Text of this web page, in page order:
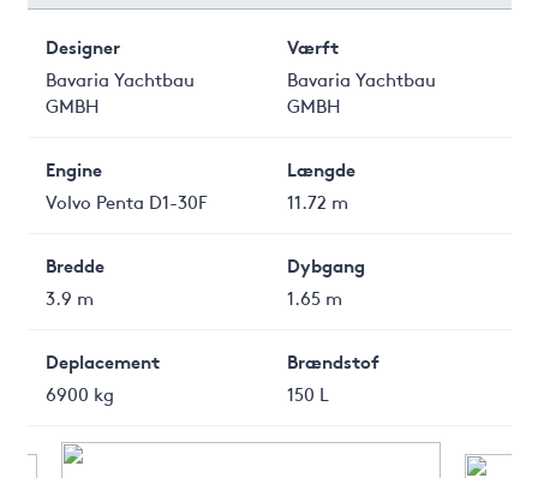
Designer
Bavaria Yachtbau
GMBH
Værft
Bavaria Yachtbau
GMBH
Engine
Volvo Penta D1-30F
Længde
11.72 m
Bredde
3.9 m
Dybgang
1.65 m
Deplacement
6900 kg
Brændstof
150 L